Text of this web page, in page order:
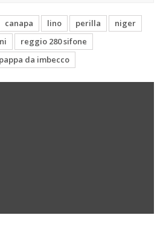
canapa lino perilla
niger
reggio 280 sifone
pappa da imbecco